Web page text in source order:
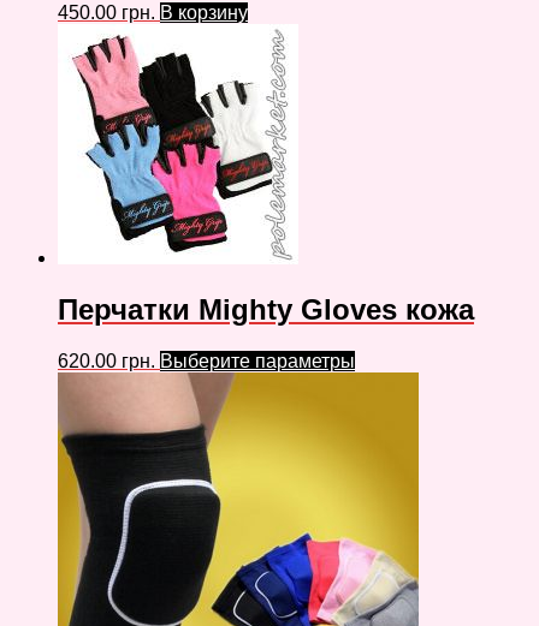
450.00 грн. В корзину
Перчатки Mighty Gloves кожа
620.00 грн. Выберите параметры